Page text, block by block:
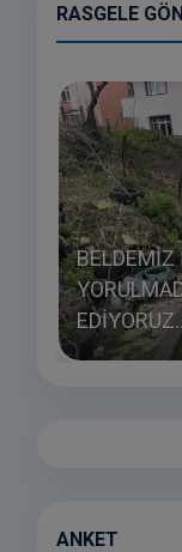
RASGELE
BELDEMİZ
ANKET